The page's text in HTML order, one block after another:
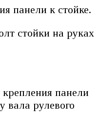
панели к стойке.
стойки на руках
панели
вала рулевого